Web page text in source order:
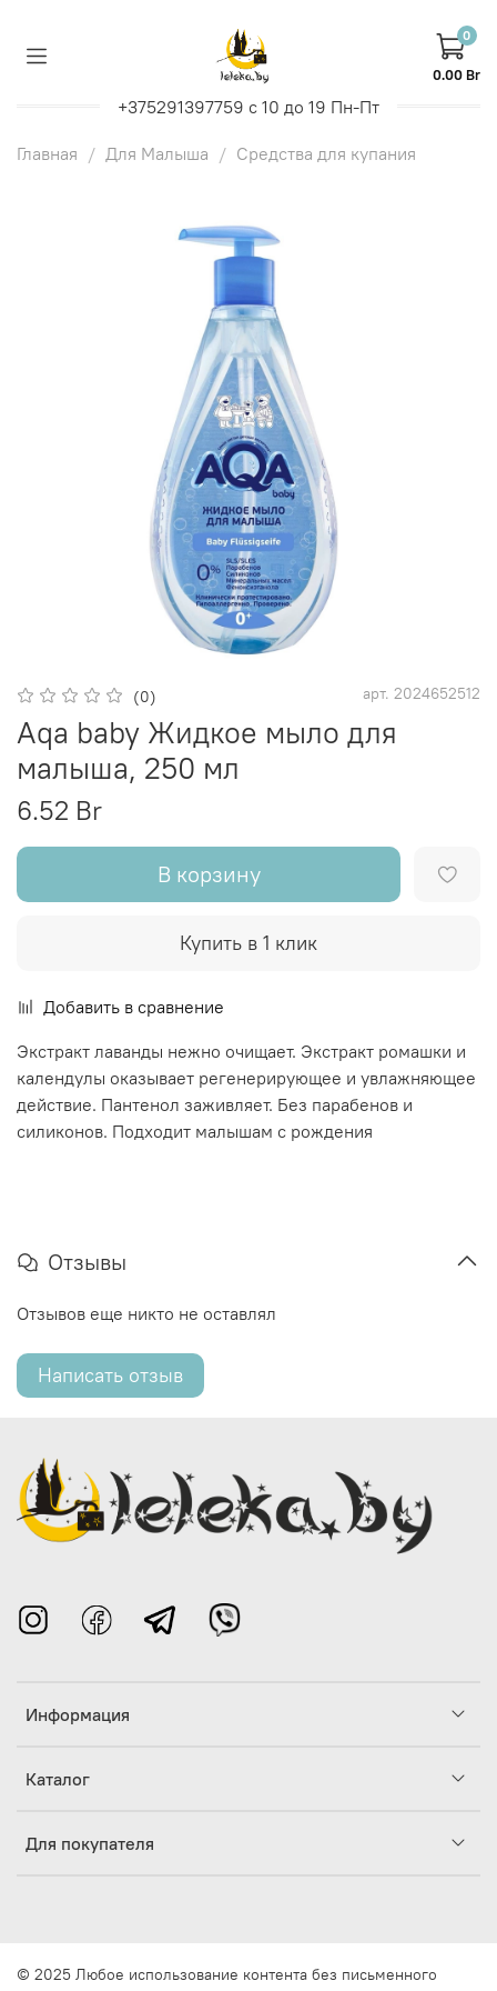
0
0.00 Br
+375291397759 с 10 до 19 Пн-Пт
Главная Для Малыша Средства для купания
(0) арт. 2024652512
Aqa baby Жидкое мыло для
малыша, 250 мл
6.52 Br
В корзину
Купить в 1 клик
Добавить в сравнение
Экстракт лаванды нежно очищает. Экстракт ромашки и
календулы оказывает регенерирующее и увлажняющее
действие. Пантенол заживляет. Без парабенов и
силиконов. Подходит малышам с рождения
Отзывы
Отзывов еще никто не оставлял
Написать отзыв
Информация
Каталог
Для покупателя
© 2025 Любое использование контента без письменного